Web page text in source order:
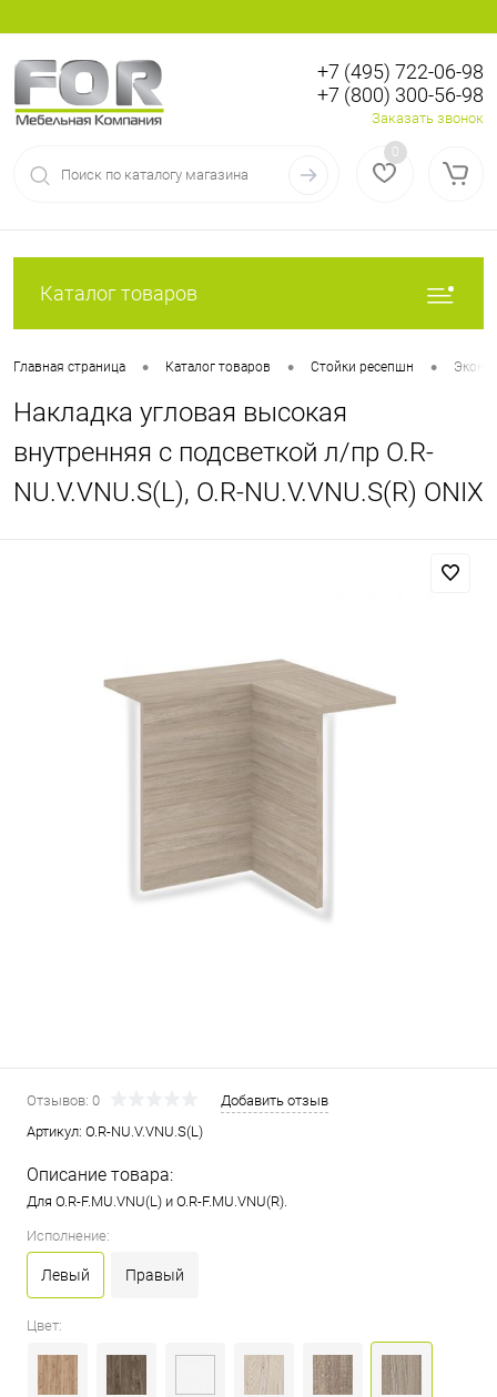
Регистрация
+7 (495) 722-06-98
+7 (800) 300-56-98
Заказать звонок
0
Каталог товаров
Главная страница • Каталог товаров • Стойки ресепшн •
Накладка угловая высокая
внутренняя с подсветкой л/пр О.R-
NU.V.VNU.S(L), О.R-NU.V.VNU.S(R) ONIX
Отзывов: 0
Добавить отзыв
Артикул: О.R-NU.V.VNU.S(L)
Описание товара:
Для О.R-F.MU.VNU(L) и О.R-F.MU.VNU(R).
Исполнение:
Левый Правый
Цвет: